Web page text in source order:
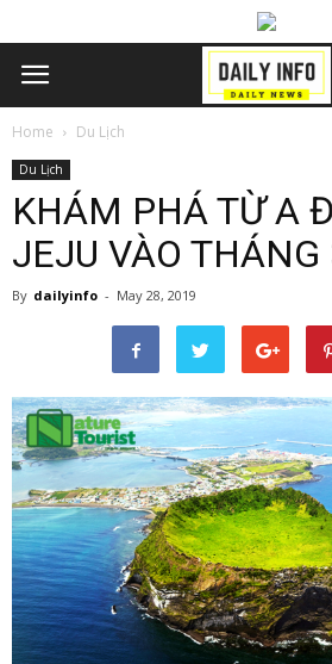
Home Du Lịch
Du Lịch
KHÁM PHÁ TỪ A
JEJU VÀO THÁNG
By dailyinfo - May 28, 2019